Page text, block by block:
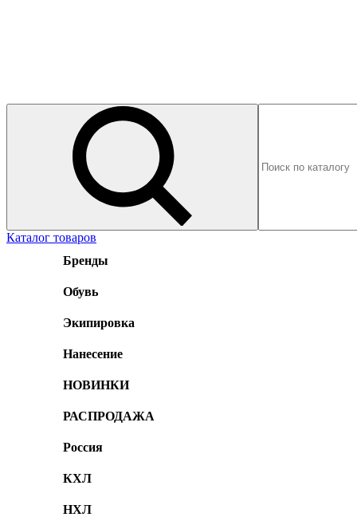
Каталог товаров
Бренды
Обувь
Экипировка
Нанесение
НОВИНКИ
РАСПРОДАЖА
Россия
КХЛ
НХЛ